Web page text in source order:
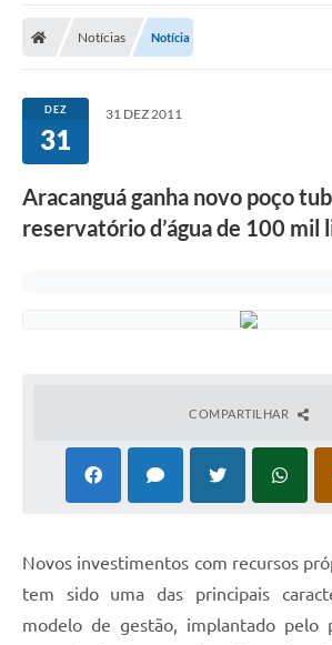
Notícias Notícia
DEZ
31
31 DEZ 2011
Aracanguá ganha novo poço
reservatório d’água de 100 mil
COMPARTILHAR
Novos investimentos com recursos
tem sido uma das principais
modelo de gestão, implantado pelo